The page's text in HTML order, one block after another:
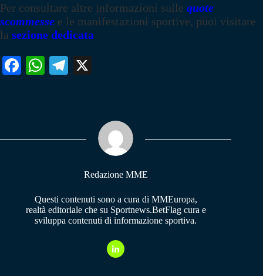
Per consultare altre informazioni sulle quote
scommesse e le manifestazioni sportive, puoi visitare
la sezione dedicata
Fa W
pp
Te
m
Redazione MME
Questi contenuti sono a cura di MMEuropa,
realtà editoriale che su Sportnews.BetFlag cura e
sviluppa contenuti di informazione sportiva.